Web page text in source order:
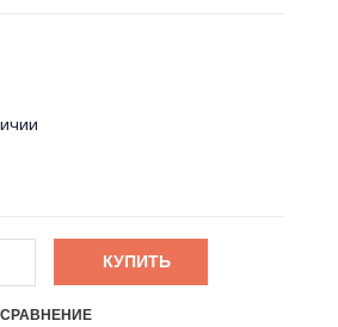
КУПИТЬ
СРАВНЕНИЕ